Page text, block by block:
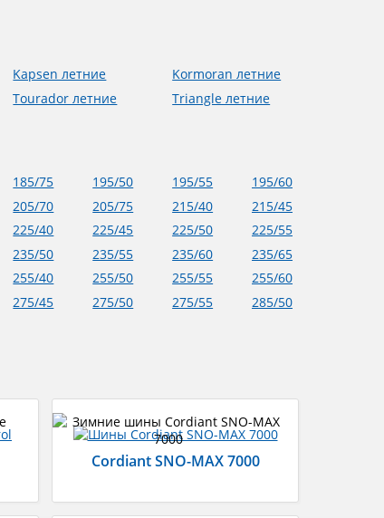
Kapsen летние
Kormoran летние
Tourador летние Triangle летние
185/75 195/50 195/55
195/60
205/70 205/75 215/40
215/45
225/40 225/45 225/50
225/55
235/50 235/55 235/60
235/65
255/40 255/50 255/55
255/60
275/45 275/50 275/55
285/50
Cordiant SNO-MAX 7000